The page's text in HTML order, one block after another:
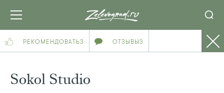
РЕКОМЕНДОВАТЬ3 ОТЗЫВЫ3
Sokol Studio